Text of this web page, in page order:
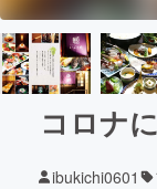
コロナ
ibukichi0601